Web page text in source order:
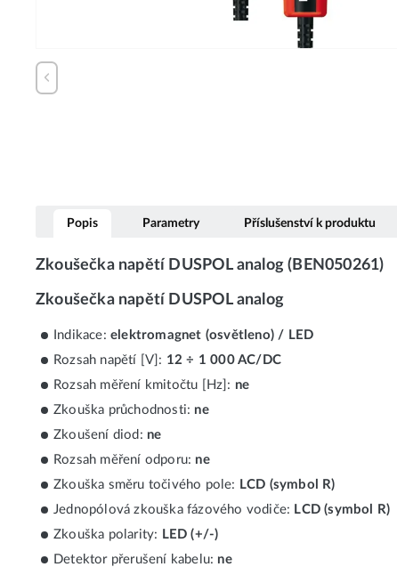
Popis Parametry Příslušenství k produktu
Zkoušečka napětí DUSPOL analog (BEN050261)
Zkoušečka napětí DUSPOL analog
Indikace: elektromagnet (osvětleno) / LED
Rozsah napětí [V]: 12 ÷ 1 000 AC/DC
Rozsah měření kmitočtu [Hz]: ne
Zkouška průchodnosti: ne
Zkoušení diod: ne
Rozsah měření odporu: ne
Zkouška směru točivého pole: LCD (symbol R)
Jednopólová zkouška fázového vodiče: LCD (symbol R)
Zkouška polarity: LED (+/-)
Detektor přerušení kabelu: ne